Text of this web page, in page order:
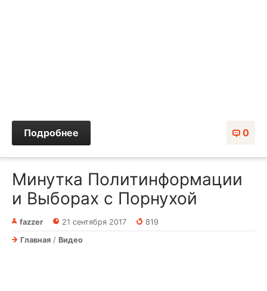
0
Подробнее
Минутка Политинформации
и Выборах с Порнухой
fazzer 21 сентября 2017
819
Главная / Видео